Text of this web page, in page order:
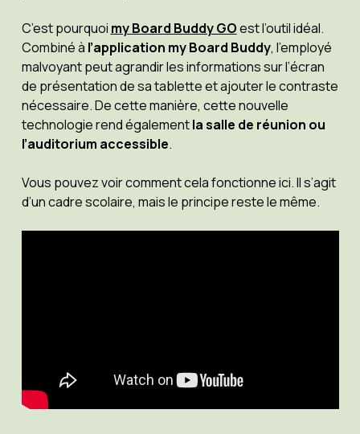
C’est pourquoi my Board Buddy GOest l’outil idéal.
Combiné à l’application my Board Buddy, l’employé
malvoyant peut agrandir les informations sur l’écran
de présentation de sa tablette et ajouter le contraste
nécessaire. De cette manière, cette nouvelle
technologie rend égalementla salle de réunion ou
l’auditorium accessible.
Vous pouvez voir comment cela fonctionne ici. Il s’agit
d’un cadre scolaire, mais le principe reste le même.